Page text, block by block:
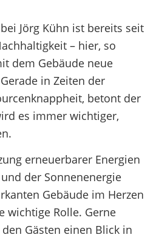
Jörg Kühn ist bereits seit
– hier, so
dem Gebäude neue
in Zeiten der
betont der
es immer wichtiger,
erneuerbarer Energien
der Sonnenenergie
Gebäude im Herzen
wichtige Rolle. Gerne
Gästen einen Blick in